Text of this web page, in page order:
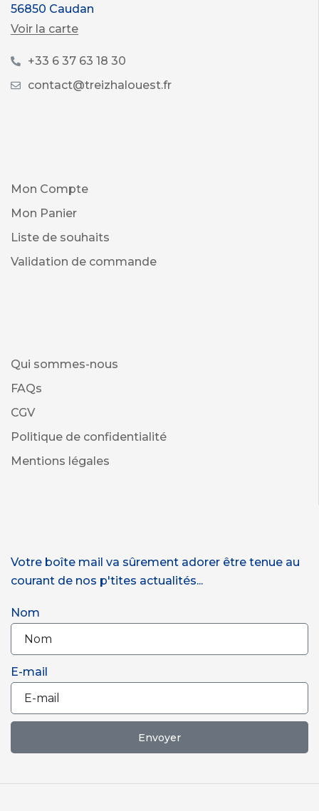
56850 Caudan
Voir la carte
+33 6 37 63 18 30
contact@treizhalouest.fr
Mon Compte
Mon Panier
Liste de souhaits
Validation de commande
Qui sommes-nous
FAQs
CGV
Politique de confidentialité
Mentions légales
Votre boîte mail va sûrement adorer être tenue au
courant de nos p'tites actualités...
Nom
E-mail
Envoyer